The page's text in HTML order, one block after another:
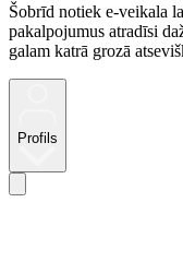
Šobrīd notiek e-veikala
pakalpojumus atradīsi
galam katrā grozā
Profils